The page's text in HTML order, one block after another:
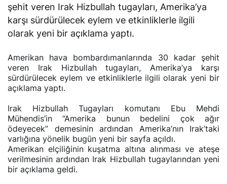
şehit veren Irak Hizbullah tugayları, Amerika’ya
karşı sürdürülecek eylem ve etkinliklerle ilgili
olarak yeni bir açıklama yaptı.
Amerikan hava bombardımanlarında 30 kadar şehit
veren Irak Hizbullah tugayları, Amerika’ya karşı
sürdürülecek eylem ve etkinliklerle ilgili olarak yeni bir
açıklama yaptı.
Irak Hizbullah Tugayları komutanı Ebu Mehdi
Mühendis’in “Amerika bunun bedelini çok ağır
ödeyecek” demesinin ardından Amerika’nın Irak’taki
varlığına yönelik bugün yeni bir sayfa açıldı.
Amerikan elçiliğinin kuşatma altına alınması ve ateşe
verilmesinin ardından Irak Hizbullah tugaylarından yeni
bir açıklama geldi.